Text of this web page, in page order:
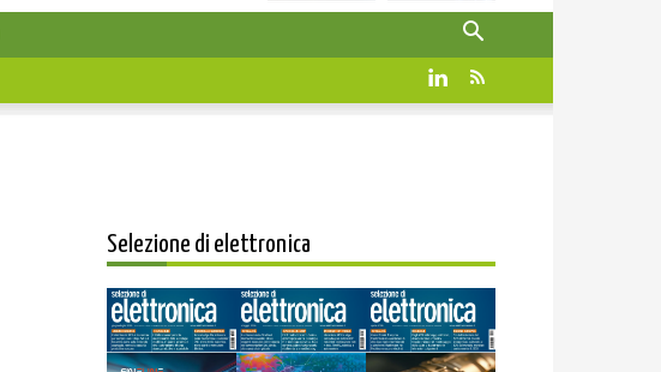
Selezione di elettronica